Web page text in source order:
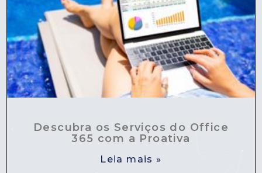
Descubra os Serviços do Office
365 com a Proativa
Leia mais »